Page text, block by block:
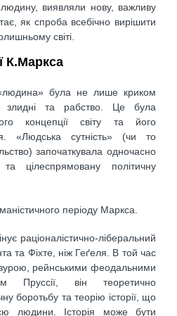
виявляли нову, важливу
як спроба всебічно вирішити
світі.
К.Маркса
була не лише криком
злидні та рабство. Це була
концепції світу та його
«Людська сутність» (чи то
започаткувала одночасно
цілеспрямовану політичну
періоду Маркса.
раціоналістично-ліберальний
та Фіхте, ніж Геґеля. В той час
рейнськими феодальними
Пруссії, він теоретично
боротьбу та теорію історії, що
людини. Історія може бути